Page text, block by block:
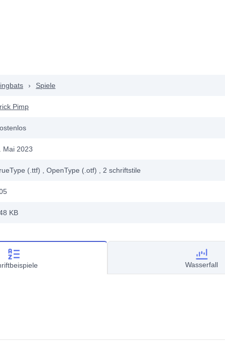
› Spiele
Pimp
Mai 2023
(.ttf) , OpenType (.otf) , 2 schriftstile
KB
Wasserfall